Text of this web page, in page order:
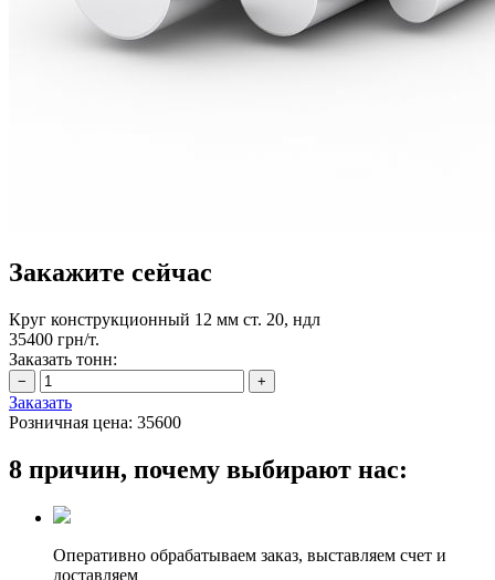
Закажите сейчас
Круг конструкционный 12 мм ст. 20, ндл
35400 грн/т.
Заказать тонн:
Заказать
Розничная цена: 35600
8 причин, почему выбирают нас:
Оперативно обрабатываем заказ, выставляем счет и
доставляем